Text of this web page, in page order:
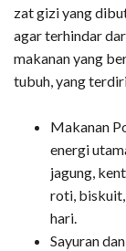
zat gizi yang
agar terhindar
makanan yang
tubuh, yang
Makanan
energi
jagung,
roti, biskuit,
hari.
Sayuran